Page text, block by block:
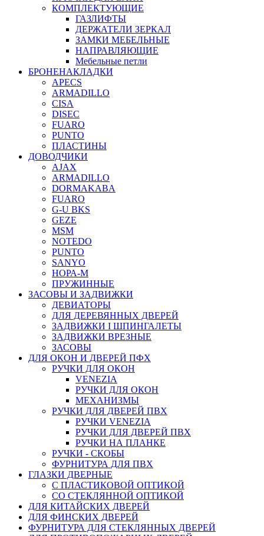
КОМПЛЕКТУЮЩИЕ
ГАЗЛИФТЫ
ДЕРЖАТЕЛИ ЗЕРКАЛ
ЗАМКИ МЕБЕЛЬНЫЕ
НАПРАВЛЯЮЩИЕ
Мебельные петли
БРОНЕНАКЛАДКИ
APECS
ARMADILLO
CISA
DISEC
FUARO
PUNTO
ПЛАСТИНЫ
ДОВОДЧИКИ
AJAX
ARMADILLO
DORMAKABA
FUARO
G-U BKS
GEZE
MSM
NOTEDO
PUNTO
SANYO
НОРА-М
ПРУЖИННЫЕ
ЗАСОВЫ И ЗАДВИЖКИ
ДЕВИАТОРЫ
ДЛЯ ДЕРЕВЯННЫХ ДВЕРЕЙ
ЗАДВИЖКИ I ШПИНГАЛЕТЫ
ЗАДВИЖКИ ВРЕЗНЫЕ
ЗАСОВЫ
ДЛЯ ОКОН И ДВЕРЕЙ ПФХ
РУЧКИ ДЛЯ ОКОН
VENEZIA
РУЧКИ ДЛЯ ОКОН
МЕХАНИЗМЫ
РУЧКИ ДЛЯ ДВЕРЕЙ ПВХ
РУЧКИ VENEZIA
РУЧКИ ДЛЯ ДВЕРЕЙ ПВХ
РУЧКИ НА ПЛАНКЕ
РУЧКИ - СКОБЫ
ФУРНИТУРА ДЛЯ ПВХ
ГЛАЗКИ ДВЕРНЫЕ
С ПЛАСТИКОВОЙ ОПТИКОЙ
СО СТЕКЛЯННОЙ ОПТИКОЙ
ДЛЯ КИТАЙСКИХ ДВЕРЕЙ
ДЛЯ ФИНСКИХ ДВЕРЕЙ
ФУРНИТУРА ДЛЯ СТЕКЛЯННЫХ ДВЕРЕЙ